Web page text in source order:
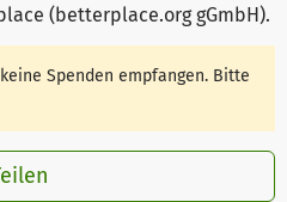
(betterplace.org gGmbH).
Spenden empfangen. Bitte